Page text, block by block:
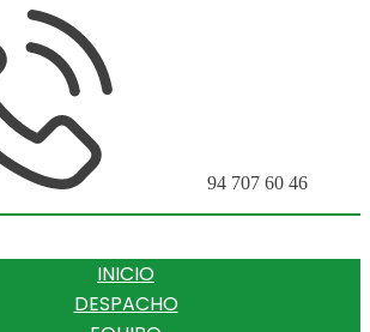
94 707 60 46
INICIO
DESPACHO